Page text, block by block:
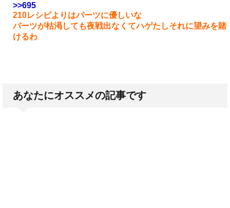
>>695
210レシピよりはパーツに優しいな
パーツが枯渇しても夜戦出なくてハゲたしそれに望みを賭
けるわ
あなたにオススメの記事です